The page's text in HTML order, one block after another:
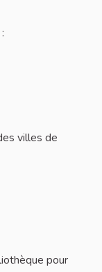
villes de
pour